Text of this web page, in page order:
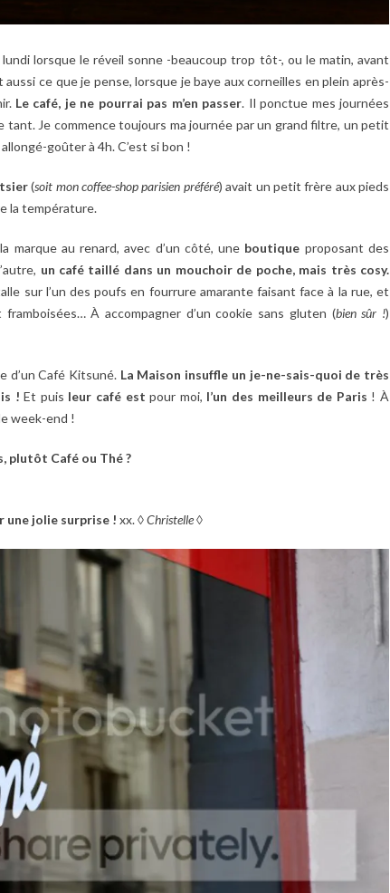
lundi lorsque le réveil sonne -beaucoup trop tôt-, ou le matin, avant
ce que je pense, lorsque je baye aux corneilles en plein après-
Le café, je ne pourrai pas m’en passer. Il ponctue mes journées
tant. Je commence toujours ma journée par un grand filtre, un petit
goûter à 4h. C’est si bon !
(soit mon coffee-shop parisien préféré) avait un petit frère aux pieds
la température.
marque au renard, avec d’un côté, une boutique proposant des
un café taillé dans un mouchoir de poche, mais très cosy.
sur l’un des poufs en fourrure amarante faisant face à la rue, et
À accompagner d’un cookie sans gluten (bien sûr !)
d’un Café Kitsuné. La Maison insuffle un je-ne-sais-quoi de très
! Et puis leur café est pour moi, l’un des meilleurs de Paris ! À
week-end !
plutôt Café ou Thé ?
une jolie surprise ! xx. ◊Christelle◊